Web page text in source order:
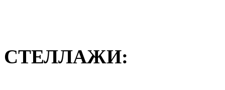
СТЕЛЛАЖИ: